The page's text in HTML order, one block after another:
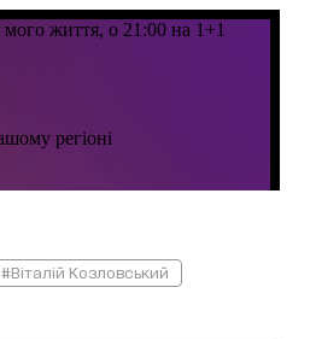
#Віталій Козловський